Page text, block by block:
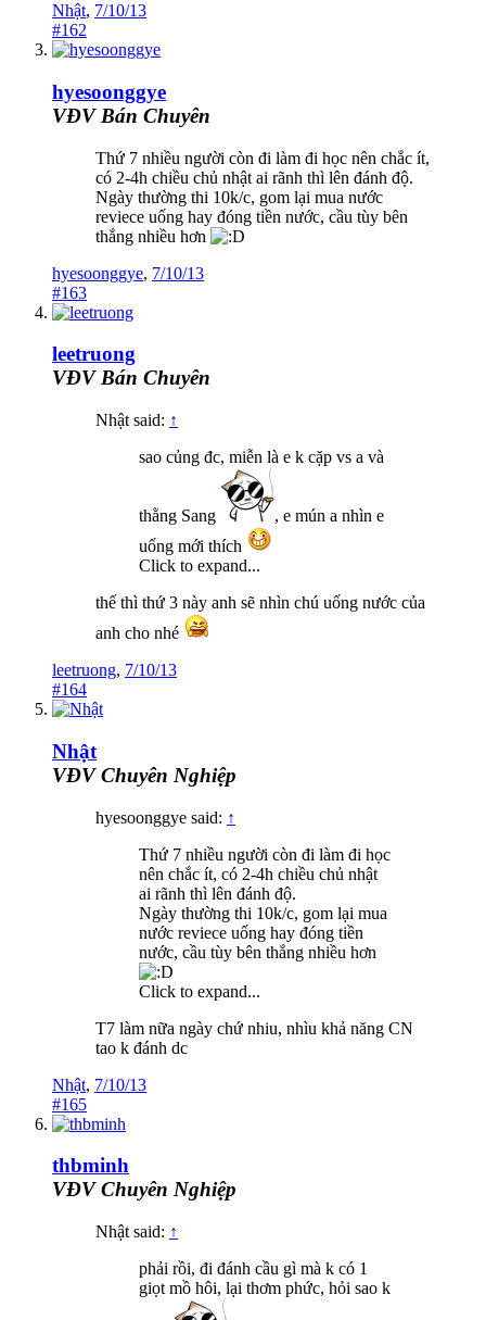
Nhật, 7/10/13
#162
hyesoonggye
VĐV Bán Chuyên
Thứ 7 nhiều người còn đi làm đi học nên chắc ít,
có 2-4h chiều chủ nhật ai rãnh thì lên đánh độ.
Ngày thường thi 10k/c, gom lại mua nước
reviece uống hay đóng tiền nước, cầu tùy bên
thắng nhiều hơn
hyesoonggye, 7/10/13
#163
leetruong
VĐV Bán Chuyên
Nhật said: ↑
sao củng đc, miễn là e k cặp vs a và
thằng Sang
, e mún a nhìn e
uống mới thích
Click to expand...
thế thì thứ 3 này anh sẽ nhìn chú uống nước của
anh cho nhé
leetruong, 7/10/13
#164
Nhật
VĐV Chuyên Nghiệp
hyesoonggye said: ↑
Thứ 7 nhiều người còn đi làm đi học
nên chắc ít, có 2-4h chiều chủ nhật
ai rãnh thì lên đánh độ.
Ngày thường thi 10k/c, gom lại mua
nước reviece uống hay đóng tiền
nước, cầu tùy bên thắng nhiều hơn
Click to expand...
T7 làm nữa ngày chứ nhiu, nhìu khả năng CN
tao k đánh dc
Nhật, 7/10/13
#165
thbminh
VĐV Chuyên Nghiệp
Nhật said: ↑
phải rồi, đi đánh cầu gì mà k có 1
giọt mồ hôi, lại thơm phức, hỏi sao k